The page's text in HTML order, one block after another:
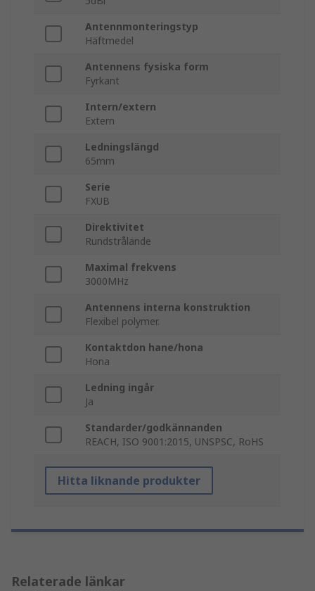
Antennmonteringstyp
Häftmedel
Antennens fysiska form
Fyrkant
Intern/extern
Extern
Ledningslängd
65mm
Serie
FXUB
Direktivitet
Rundstrålande
Maximal frekvens
3000MHz
Antennens interna konstruktion
Flexibel polymer.
Kontaktdon hane/hona
Hona
Ledning ingår
Ja
Standarder/godkännanden
REACH, ISO 9001:2015, UNSPSC, RoHS
Hitta liknande produkter
Relaterade länkar